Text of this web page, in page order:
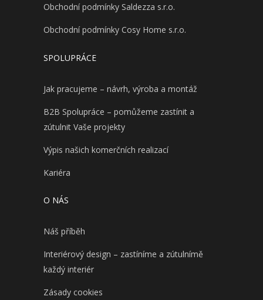
Obchodní podmínky Saldezza s.r.o.
Obchodní podmínky Cosy Home s.r.o.
SPOLUPRÁCE
Jak pracujeme – návrh, výroba a montáž
B2B Spolupráce – pomůžeme zastínit a
zútulnit Vaše projekty
Výpis našich komerčních realizací
Kariéra
O NÁS
Náš příběh
Interiérový design – zastíníme a zútulnímě
každý interiér
Zásady cookies